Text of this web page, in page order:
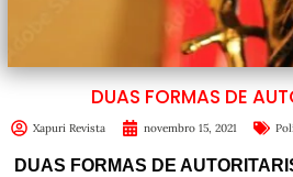
DUAS FORMAS DE
Xapuri Revista novembro 15, 2021
DUAS FORMAS DE